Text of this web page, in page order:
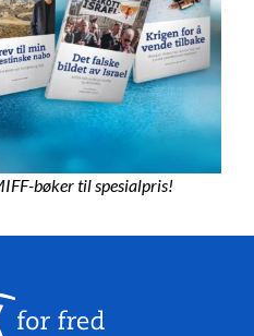
bøker til spesialpris!